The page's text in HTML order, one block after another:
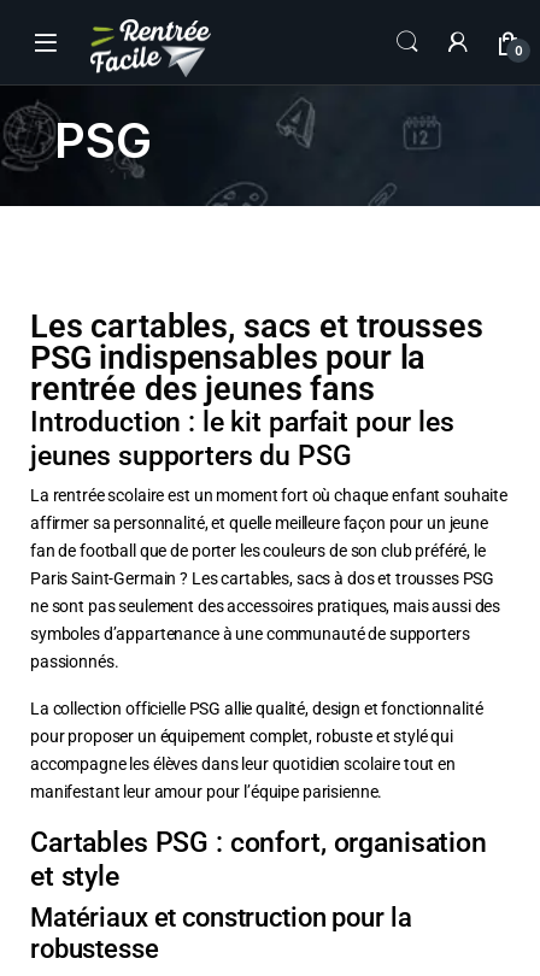
0
PSG
Les cartables, sacs et trousses
PSG indispensables pour la
rentrée des jeunes fans
Introduction : le kit parfait pour les
jeunes supporters du PSG
La rentrée scolaire est un moment fort où chaque enfant souhaite
affirmer sa personnalité, et quelle meilleure façon pour un jeune
fan de football que de porter les couleurs de son club préféré, le
Paris Saint-Germain ? Les cartables, sacs à dos et trousses PSG
ne sont pas seulement des accessoires pratiques, mais aussi des
symboles d’appartenance à une communauté de supporters
passionnés.
La collection officielle PSG allie qualité, design et fonctionnalité
pour proposer un équipement complet, robuste et stylé qui
accompagne les élèves dans leur quotidien scolaire tout en
manifestant leur amour pour l’équipe parisienne.
Cartables PSG : confort, organisation
et style
Matériaux et construction pour la
robustesse